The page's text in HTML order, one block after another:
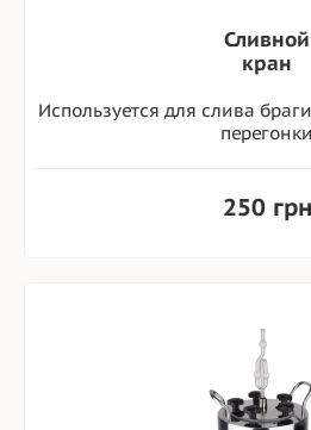
Сливной
кран
Используется для слива
перегонки
250 грн